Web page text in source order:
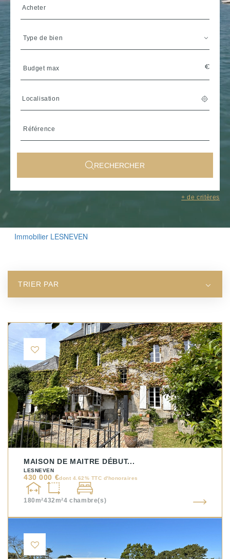
+ de critères
Acheter
Type de bien
Localisation
RECHERCHER
Nord Finistère
(NF)
Sud finistère
(SF)
Morbihan (M)
Loire-
Atlantique
(LA)
Immobilier LESNEVEN
TRIER PAR
MAISON DE MAITRE DÉBUT...
LESNEVEN
430 000 €dont 4.62% TTC d'honoraires
180m²432m²4chambre(s)